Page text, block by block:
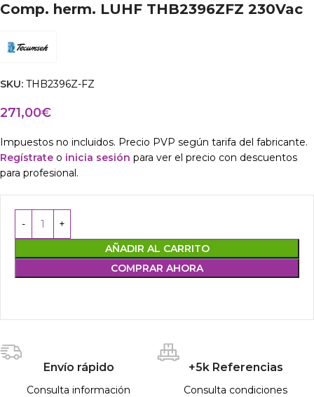
Comp. herm. LUHF THB2396ZFZ 230Vac
SKU: THB2396Z-FZ
271,00€
Impuestos no incluidos. Precio PVP según tarifa del fabricante.
Regístrate o inicia sesión para ver el precio con descuentos
para profesional.
AÑADIR AL CARRITO
COMPRAR AHORA
Envío rápido
Consulta información
+5k Referencias
Consulta condiciones